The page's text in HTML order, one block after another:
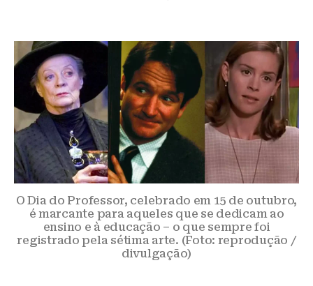
O Dia do Professor, celebrado em 15 de outubro,
é marcante para aqueles que se dedicam ao
ensino e à educação – o que sempre foi
registrado pela sétima arte. (Foto: reprodução /
divulgação)